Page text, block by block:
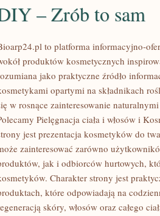
– Zrób to sam
to platforma informacyjno-
produktów kosmetycznych
jako praktyczne źródło
opartymi na składnikach
w rosnące zainteresowanie
Pielęgnacja ciała i włosów i
jest prezentacja kosmetyków do
zainteresować zarówno
jak i odbiorców hurtowych,
Charakter strony jest
które odpowiadają na
skóry, włosów oraz całego